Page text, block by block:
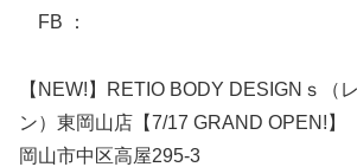
FB ：
【NEW!】RETIO BODY DESIGNｓ（
ン）東岡山店【7/17 GRAND OPEN!】
岡山市中区高屋295-3